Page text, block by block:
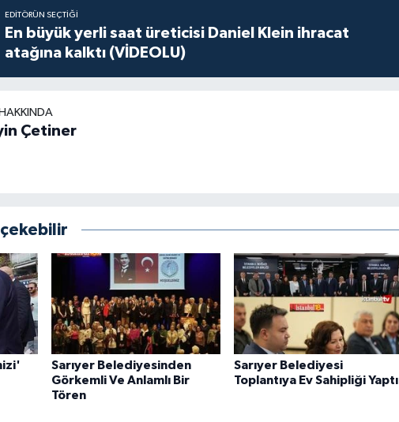
EDITÖRÜN SEÇTIĞI
En büyük yerli saat üreticisi Daniel Klein ihracat
atağına kalktı (VİDEOLU)
Çetiner
Sarıyer Belediyesinden
Görkemli Ve Anlamlı Bir
Tören
Sarıyer Belediyesi
Toplantıya Ev Sahipliği Yaptı